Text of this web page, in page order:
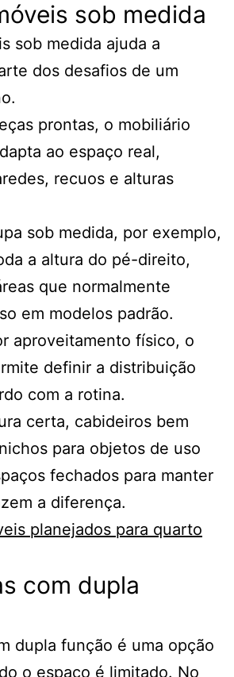
sob medida
sob medida ajuda a
dos desafios de um
prontas, o mobiliário
ao espaço real,
recuos e alturas
sob medida, por exemplo,
a altura do pé-direito,
que normalmente
em modelos padrão.
aproveitamento físico, o
definir a distribuição
com a rotina.
certa, cabideiros bem
para objetos de uso
fechados para manter
a diferença.
planejados para quarto
com dupla
dupla função é uma opção
o espaço é limitado. No